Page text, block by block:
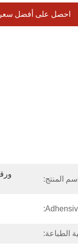
احصل على أفضل سعر
اسم المنتج:
الطباعة: